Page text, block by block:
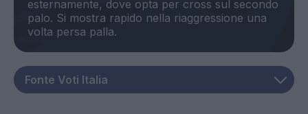
esternamente, dove opta per cross sul secondo
palo. Si mostra rapido nella riaggressione una